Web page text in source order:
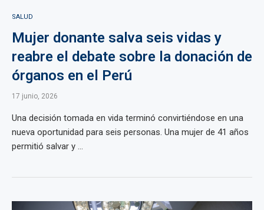
SALUD
Mujer donante salva seis vidas y
reabre el debate sobre la donación de
órganos en el Perú
17 junio, 2026
Una decisión tomada en vida terminó convirtiéndose en una
nueva oportunidad para seis personas. Una mujer de 41 años
permitió salvar y ...